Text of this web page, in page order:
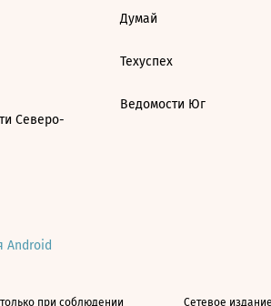
Северо-
Думай
Техуспех
Ведомости Юг
Android
при соблюдении
Сетевое